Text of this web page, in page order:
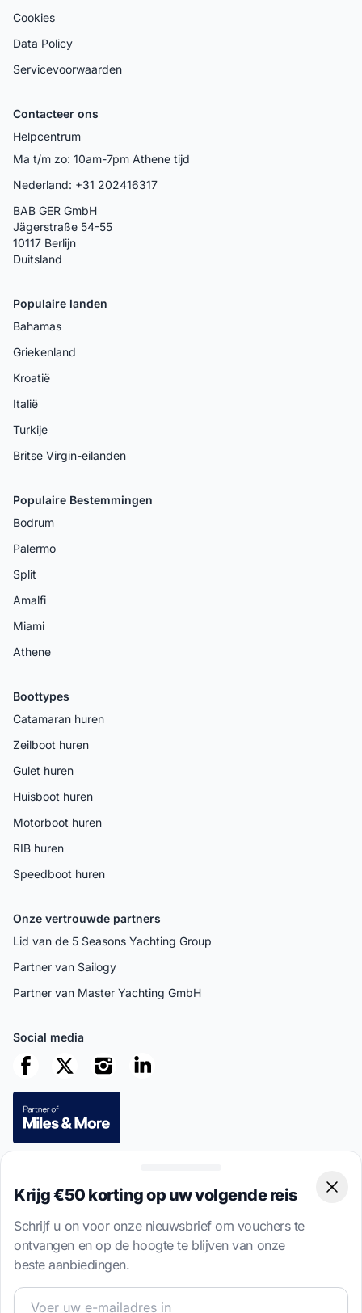
Cookies
Data Policy
Servicevoorwaarden
Contacteer ons
Helpcentrum
Ma t/m zo: 10am-7pm Athene tijd
Nederland: +31 202416317
BAB GER GmbH
Jägerstraße 54-55
10117 Berlijn
Duitsland
Populaire landen
Bahamas
Griekenland
Kroatië
Italië
Turkije
Britse Virgin-eilanden
Populaire Bestemmingen
Bodrum
Palermo
Split
Amalfi
Miami
Athene
Boottypes
Catamaran huren
Zeilboot huren
Gulet huren
Huisboot huren
Motorboot huren
RIB huren
Speedboot huren
Onze vertrouwde partners
Lid van de 5 Seasons Yachting Group
Partner van Sailogy
Partner van Master Yachting GmbH
Social media
This site is protected by reCAPTCHA
Serviceapply.
Krijg €50 korting op uw volgende reis
Schrijf u on voor onze nieuwsbrief om vouchers te
ontvangen en op de hoogte te blijven van onze
beste aanbiedingen.
Word lid van onze zeilgemeenschap en ontvang